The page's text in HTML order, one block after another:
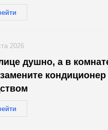
душно, а в
2026